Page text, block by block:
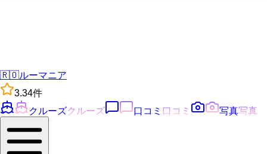
🇷🇴ルーマニア
3.34件
クルーズクルーズ 口コミ 口コミ 写真写真